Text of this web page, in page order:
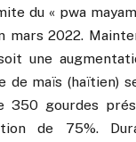
du « pwa
mars 2022.
une
de maïs (haïtien)
350 gourdes
de 75%.